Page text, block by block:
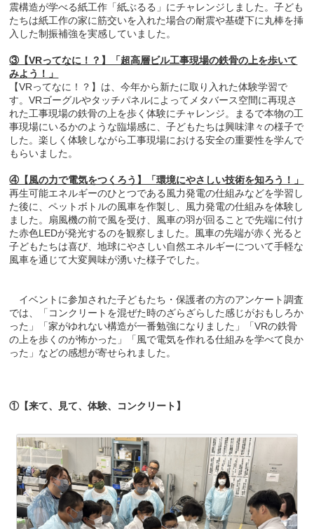
震構造が学べる紙工作「紙ぶるる」にチャレンジしました。子ども
たちは紙工作の家に筋交いを入れた場合の耐震や基礎下に丸棒を挿
入した制振補強を実感していました。
③【VRってなに！？】「超高層ビル工事現場の鉄骨の上を歩いて
みよう！」
【VRってなに！？】は、今年から新たに取り入れた体験学習で
す。VRゴーグルやタッチパネルによってメタバース空間に再現さ
れた工事現場の鉄骨の上を歩く体験にチャレンジ。まるで本物の工
事現場にいるかのような臨場感に、子どもたちは興味津々の様子で
した。楽しく体験しながら工事現場における安全の重要性を学んで
もらいました。
④【風の力で電気をつくろう】「環境にやさしい技術を知ろう！」
再生可能エネルギーのひとつである風力発電の仕組みなどを学習し
た後に、ペットボトルの風車を作製し、風力発電の仕組みを体験し
ました。扇風機の前で風を受け、風車の羽が回ることで先端に付け
た赤色LEDが発光するのを観察しました。風車の先端が赤く光ると
子どもたちは喜び、地球にやさしい自然エネルギーについて手軽な
風車を通じて大変興味が湧いた様子でした。
イベントに参加された子どもたち・保護者の方のアンケート調査
では、「コンクリートを混ぜた時のざらざらした感じがおもしろか
った」「家がゆれない構造が一番勉強になりました」「VRの鉄骨
の上を歩くのが怖かった」「風で電気を作れる仕組みを学べて良か
った」などの感想が寄せられました。
①【来て、見て、体験、コンクリート】